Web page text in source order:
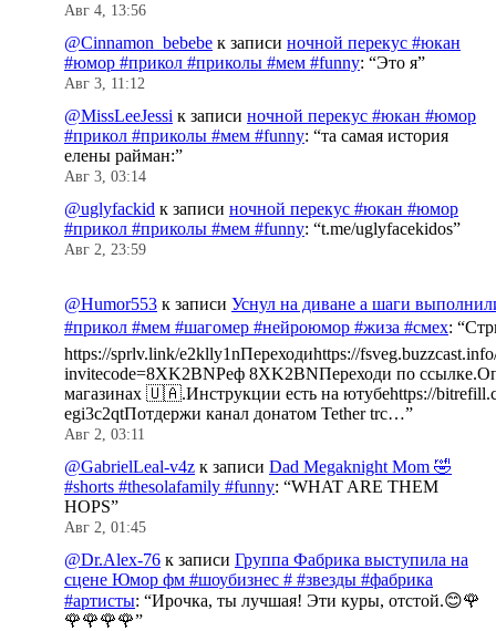
Авг 4, 13:56
@Cinnamon_bebebe к записи ночной перекус #юкан
#юмор #прикол #приколы #мем #funny: “Это я”
Авг 3, 11:12
@MissLeeJessi к записи ночной перекус #юкан #юмор
#прикол #приколы #мем #funny: “та самая история
елены райман:”
Авг 3, 03:14
@uglyfackid к записи ночной перекус #юкан #юмор
#прикол #приколы #мем #funny: “t.me/uglyfacekidos”
Авг 2, 23:59
@Humor553 к записи Уснул на диване а шаги
#прикол #мем #шагомер #нейроюмор #жиза #смех: “
https://sprlv.link/e2klly1nПереходиhttps://
invitecode=8XK2BNРеф 8XK2BNПереходи по
магазинах 🇺🇦.Инструкции есть на ютубеhttps://
egi3c2qtПотдержи канал донатом Tether trc…”
Авг 2, 03:11
@GabrielLeal-v4z к записи Dad Megaknight Mom 🤣
#shorts #thesolafamily #funny: “WHAT ARE THEM
HOPS”
Авг 2, 01:45
@Dr.Alex-76 к записи Группа Фабрика выступила на
сцене Юмор фм #шоубизнес # #звезды #фабрика
#артисты: “Ирочка, ты лучшая! Эти куры, отстой.😊🌹
🌹🌹🌹🌹”